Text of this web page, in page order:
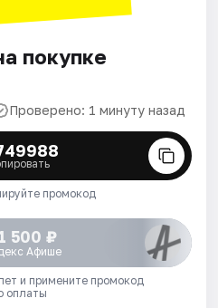
покупке
Проверено: 1 минуту назад
промокод
500 ₽
Афише
и примените промокод
оплаты